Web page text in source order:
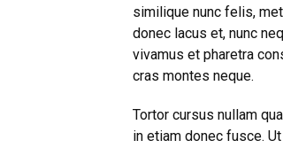
similique nunc felis,
donec lacus et, nunc
vivamus et pharetra
cras montes neque.
Tortor cursus nullam
in etiam donec fusce.